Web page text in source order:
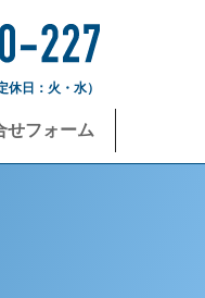
日：火・水）
せフォーム